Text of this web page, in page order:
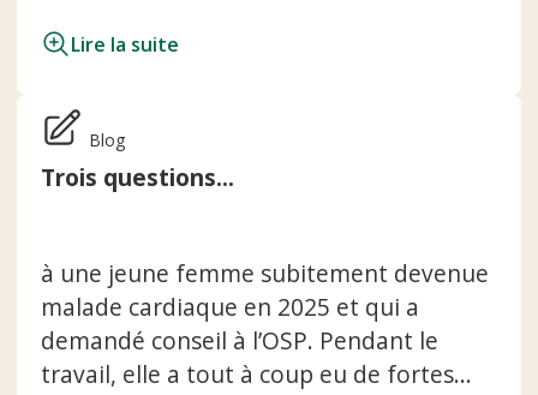
Lire la suite
Blog
Trois questions...
à une jeune femme subitement devenue
malade cardiaque en 2025 et qui a
demandé conseil à l’OSP. Pendant le
travail, elle a tout à coup eu de fortes...